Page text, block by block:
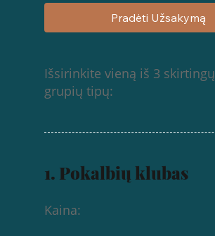
Pradėti Užsakymą
Išsirinkite vieną iš 3 skirtingų
grupių tipų:
1. Pokalbių klubas
Kaina: